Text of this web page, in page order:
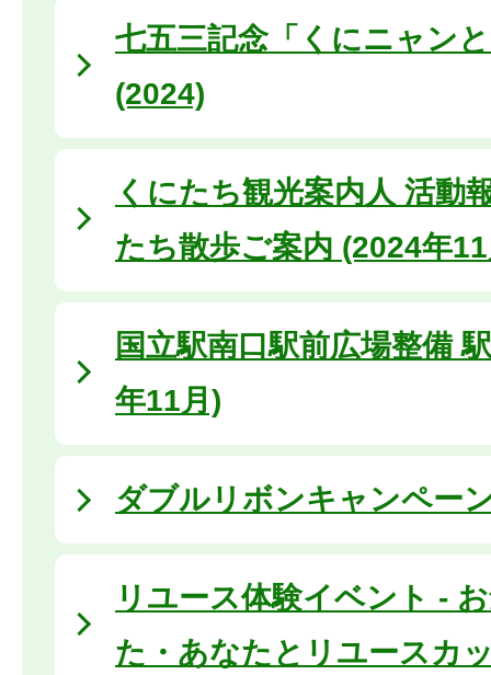
七五三記念「くにニャン
(2024)
くにたち観光案内人 活動
たち散歩ご案内 (2024年
国立駅南口駅前広場整備
年11月)
ダブルリボンキャンペー
リユース体験イベント -
た・あなたとリユースカ